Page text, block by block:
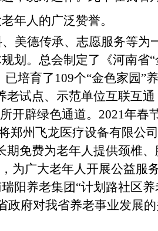
年人的广泛赞誉。
美德传承、志愿服务等为
划。总会制定了《河南省
培育了109个“金色家园”
老试点、示范单位互联互通
开辟绿色通道。2021年春
郑州飞龙医疗设备有限公
期免费为老年人提供颈椎
为广大老年人开展公益服务
阳养老集团“计划路社区养
政府对我省养老事业发展